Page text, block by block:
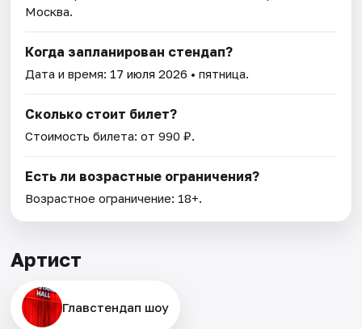
Москва.
Когда запланирован стендап?
Дата и время: 17 июля 2026 • пятница.
Сколько стоит билет?
Стоимость билета: от 990 ₽.
Есть ли возрастные ограничения?
Возрастное ограничение: 18+.
Артист
Главстендап шоу